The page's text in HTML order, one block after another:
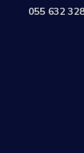
055 632